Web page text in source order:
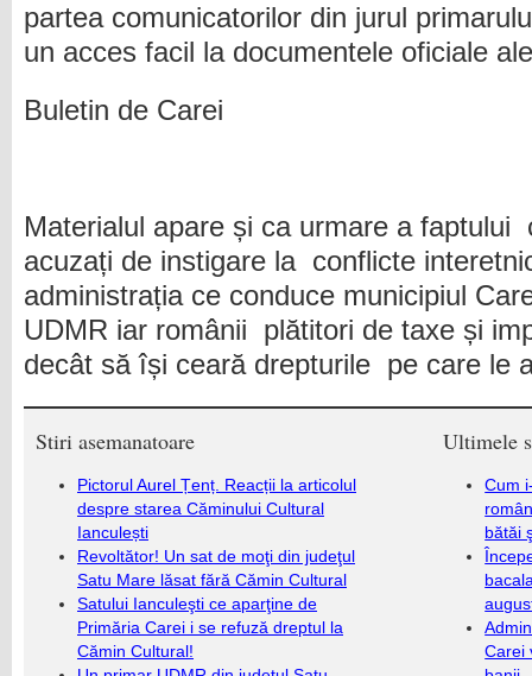
partea comunicatorilor din jurul
un acces facil la documentele oficiale
Buletin de Carei
Materialul apare și ca urmare a faptului
acuzați de instigare la conflicte
administrația ce conduce municipiul
UDMR iar românii plătitori de taxe și
decât să își ceară drepturile pe care le
Stiri asemanatoare
Pictorul Aurel Țenț. Reacții la articolul
despre starea Căminului Cultural
Ianculești
Revoltător! Un sat de moţi din judeţul
Satu Mare lăsat fără Cămin Cultural
Satului Ianculeşti ce aparţine de
Primăria Carei i se refuză dreptul la
Cămin Cultural!
Ultimele
Cum
bătăi
Carei